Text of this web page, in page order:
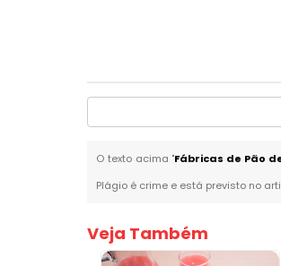
O texto acima "Fábricas de Pão
Plágio é crime e está previsto no
Veja Também